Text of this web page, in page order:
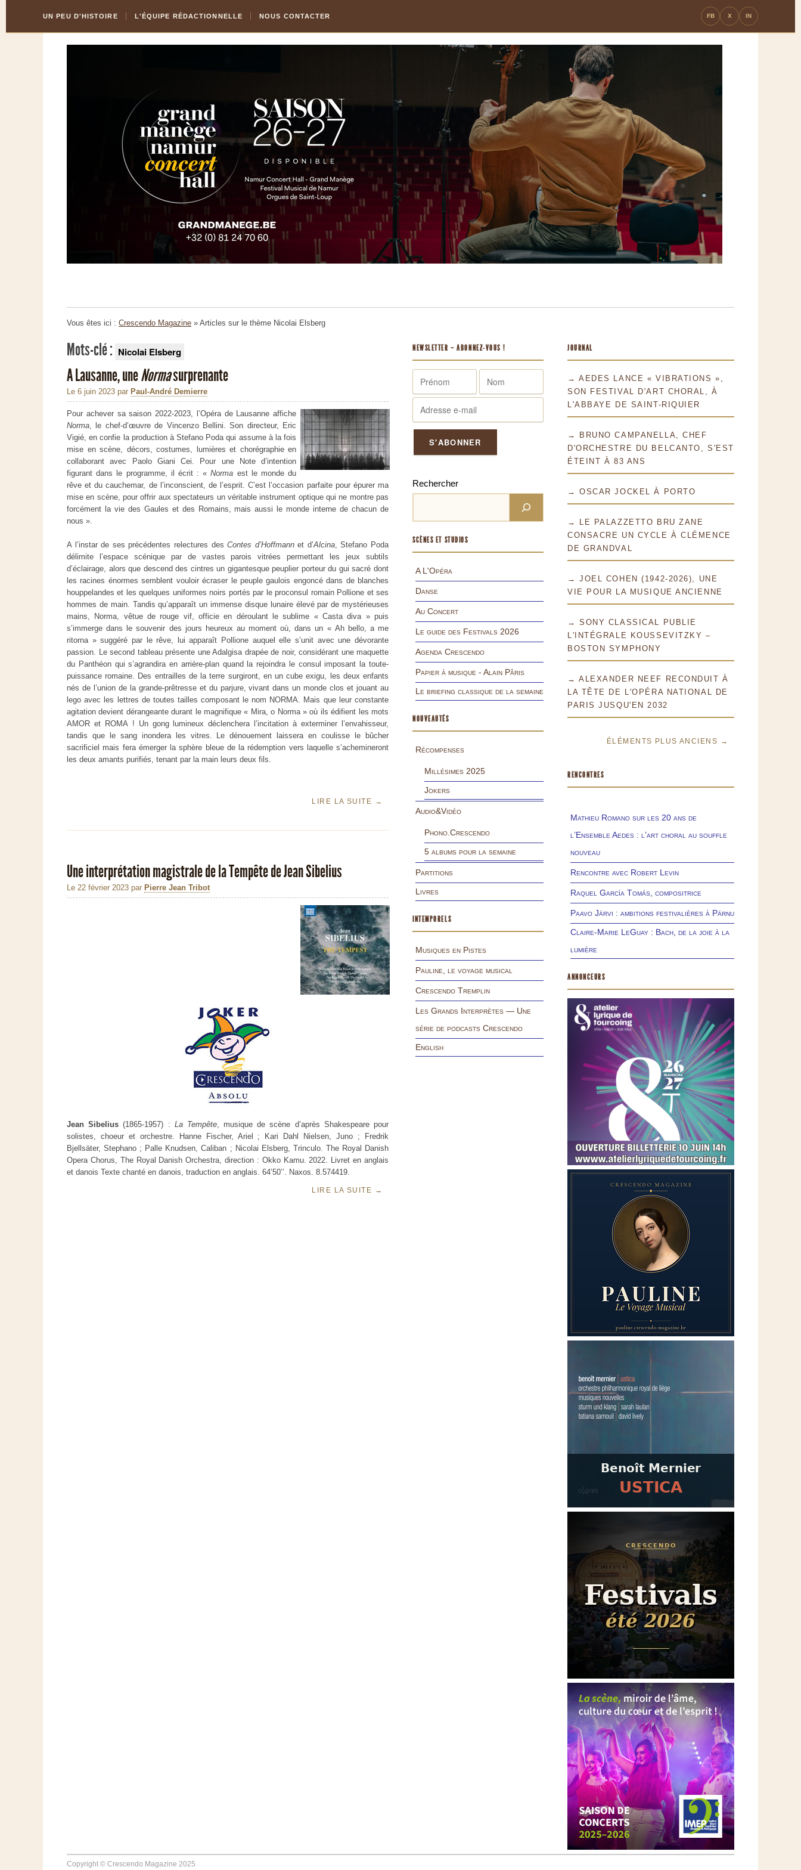
Content
la
UN PEU D'HISTOIRE L'ÉQUIPE RÉDACTIONNELLE NOUS CONTACTER FB X IN
Vous êtes ici : Crescendo Magazine » Articles sur le thème Nicolai Elsberg
Mots-clé : Nicolai Elsberg
A Lausanne, uneNormasurprenante
Le 6 juin 2023 par Paul-André Demierre
Pour achever sa saison 2022-2023, l’Opéra de Lausanne affiche
Norma, le chef-d’œuvre de Vincenzo Bellini. Son directeur, Eric
Vigié, en confie la production à Stefano Poda qui assume à la fois
mise en scène, décors, costumes, lumières et chorégraphie en
collaborant avec Paolo Giani Cei. Pour une Note d’intention
figurant dans le programme, il écrit : «Norma est le monde du
rêve et du cauchemar, de l’inconscient, de l’esprit. C’est l’occasion parfaite pour épurer ma
mise en scène, pour offrir aux spectateurs un véritable instrument optique qui ne montre pas
forcément la vie des Gaules et des Romains, mais aussi le monde interne de chacun de
nous ».
A l’instar de ses précédentes relectures desContes d’Hoffmannet d’Alcina, Stefano Poda
délimite l’espace scénique par de vastes parois vitrées permettant les jeux subtils
d’éclairage, alors que descend des cintres un gigantesque peuplier porteur du gui sacré dont
les racines énormes semblent vouloir écraser le peuple gaulois engoncé dans de blanches
houppelandes et les quelques uniformes noirs portés par le proconsul romain Pollione et ses
hommes de main. Tandis qu’apparaît un immense disque lunaire élevé par de mystérieuses
mains, Norma, vêtue de rouge vif, officie en déroulant le sublime « Casta diva » puis
s’immerge dans le souvenir des jours heureux au moment où, dans un « Ah bello, a me
ritorna » suggéré par le rêve, lui apparaît Pollione auquel elle s’unit avec une dévorante
passion. Le second tableau présente une Adalgisa drapée de noir, considérant une maquette
du Panthéon qui s’agrandira en arrière-plan quand la rejoindra le consul imposant la toute-
puissance romaine. Des entrailles de la terre surgiront, en un cube exigu, les deux enfants
nés de l’union de la grande-prêtresse et du parjure, vivant dans un monde clos et jouant au
lego avec les lettres de toutes tailles composant le nom NORMA. Mais que leur constante
agitation devient dérangeante durant le magnifique « Mira, o Norma » où ils édifient les mots
AMOR et ROMA ! Un gong lumineux déclenchera l’incitation à exterminer l’envahisseur,
tandis que le sang inondera les vitres. Le dénouement laissera en coulisse le bûcher
sacrificiel mais fera émerger la sphère bleue de la rédemption vers laquelle s’achemineront
les deux amants purifiés, tenant par la main leurs deux fils.
LIRE LA SUITE →
Une interprétation magistrale de la Tempête de Jean Sibelius
Le 22 février 2023 par Pierre Jean Tribot
Jean Sibelius(1865-1957) : La Tempête, musique de scène d’après Shakespeare pour
solistes, choeur et orchestre. Hanne Fischer, Ariel ; Kari Dahl Nielsen, Juno ; Fredrik
Bjellsäter, Stephano ; Palle Knudsen, Caliban ; Nicolai Elsberg, Trinculo. The Royal Danish
Opera Chorus, The Royal Danish Orchestra, direction : Okko Kamu. 2022. Livret en anglais
et danois Texte chanté en danois, traduction en anglais. 64’50’’. Naxos. 8.574419.
LIRE LA SUITE →
NEWSLETTER – ABONNEZ-VOUS !
Rechercher
SCÈNES ET STUDIOS
A L'Opéra
Danse
Au Concert
Le guide des Festivals 2026
Agenda Crescendo
Papier à musique - Alain Pâris
Le briefing classique de la semaine
NOUVEAUTÉS
Récompenses
Millésimes 2025
Jokers
Audio&Vidéo
Phono.Crescendo
5 albums pour la semaine
Partitions
Livres
INTEMPORELS
Musiques en Pistes
Pauline, le voyage musical
Crescendo Tremplin
Les Grands Interprètes — Une
série de podcasts Crescendo
English
JOURNAL
→ AEDES LANCE « VIBRATIONS »,
SON FESTIVAL D'ART CHORAL, À
L'ABBAYE DE SAINT-RIQUIER
→ BRUNO CAMPANELLA, CHEF
D'ORCHESTRE DU BELCANTO, S'EST
ÉTEINT À 83 ANS
→ OSCAR JOCKEL À PORTO
→ LE PALAZZETTO BRU ZANE
CONSACRE UN CYCLE À CLÉMENCE
DE GRANDVAL
→ JOEL COHEN (1942-2026), UNE
VIE POUR LA MUSIQUE ANCIENNE
→ SONY CLASSICAL PUBLIE
L'INTÉGRALE KOUSSEVITZKY –
BOSTON SYMPHONY
→ ALEXANDER NEEF RECONDUIT À
LA TÊTE DE L'OPÉRA NATIONAL DE
PARIS JUSQU'EN 2032
ÉLÉMENTS PLUS ANCIENS →
RENCONTRES
Mathieu Romano sur les 20 ans de
l’Ensemble Aedes : l’art choral au souffle
nouveau
Rencontre avec Robert Levin
Raquel García Tomás, compositrice
Paavo Järvi : ambitions festivalières à Pärnu
Claire-Marie LeGuay : Bach, de la joie à la
lumière
ANNONCEURS
Copyright © Crescendo Magazine 2025